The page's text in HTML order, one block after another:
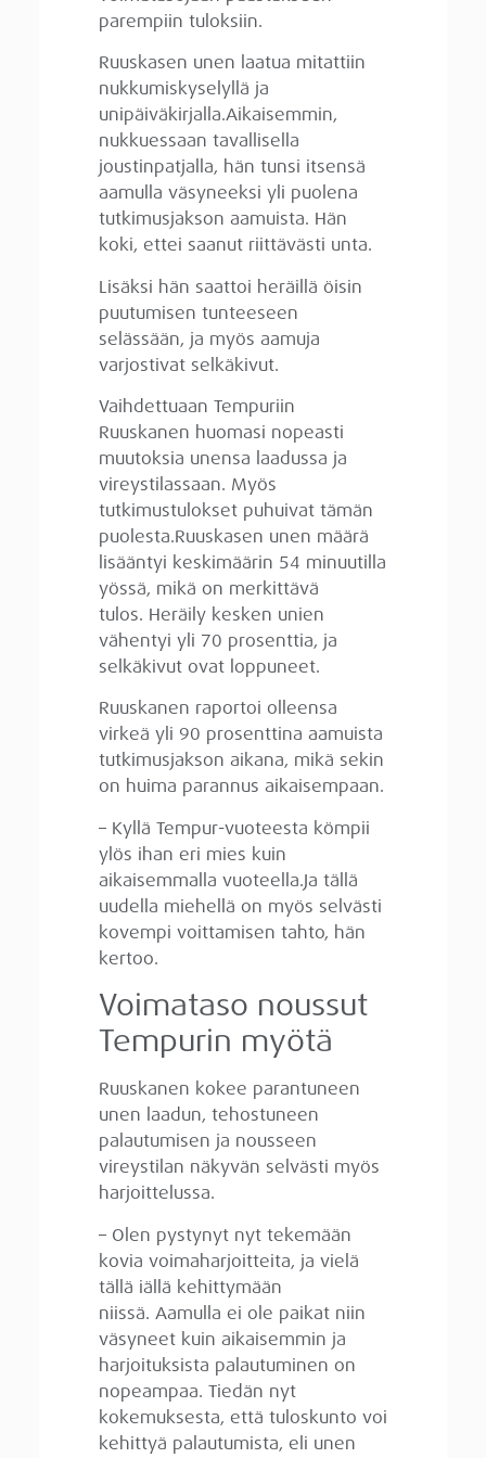
parempiin tuloksiin.
Ruuskasen unen laatua mitattiin
nukkumiskyselyllä ja
unipäiväkirjalla.Aikaisemmin,
nukkuessaan tavallisella
joustinpatjalla, hän tunsi itsensä
aamulla väsyneeksi yli puolena
tutkimusjakson aamuista. Hän
koki, ettei saanut riittävästi unta.
Lisäksi hän saattoi heräillä öisin
puutumisen tunteeseen
selässään, ja myös aamuja
varjostivat selkäkivut.
Vaihdettuaan Tempuriin
Ruuskanen huomasi nopeasti
muutoksia unensa laadussa ja
vireystilassaan. Myös
tutkimustulokset puhuivat tämän
puolesta.Ruuskasen unen määrä
lisääntyi keskimäärin 54 minuutilla
yössä, mikä on merkittävä
tulos. Heräily kesken unien
vähentyi yli 70 prosenttia, ja
selkäkivut ovat loppuneet.
Ruuskanen raportoi olleensa
virkeä yli 90 prosenttina aamuista
tutkimusjakson aikana, mikä sekin
on huima parannus aikaisempaan.
– Kyllä Tempur-vuoteesta kömpii
ylös ihan eri mies kuin
aikaisemmalla vuoteella.Ja tällä
uudella miehellä on myös selvästi
kovempi voittamisen tahto, hän
kertoo.
Voimataso noussut
Tempurin myötä
Ruuskanen kokee parantuneen
unen laadun, tehostuneen
palautumisen ja nousseen
vireystilan näkyvän selvästi myös
harjoittelussa.
– Olen pystynyt nyt tekemään
kovia voimaharjoitteita, ja vielä
tällä iällä kehittymään
niissä. Aamulla ei ole paikat niin
väsyneet kuin aikaisemmin ja
harjoituksista palautuminen on
nopeampaa. Tiedän nyt
kokemuksesta, että tuloskunto voi
kehittyä palautumista, eli unen